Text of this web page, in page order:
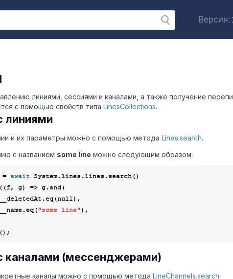
Версия:
линиями, сессиями и каналами, а также получение
с помощью свойств типа LinesCollections.
линиями
и их параметры можно с помощью метода Lines.search.
с названием some line можно следующим образом:
await System.lines.lines.search()
(f, g) => g.and(
f.__deletedAt.eq(
null),
f.__name.eq(
"some line"),
каналами (мессенджерами)
каналы можно с помощью метода LineChannels.search.